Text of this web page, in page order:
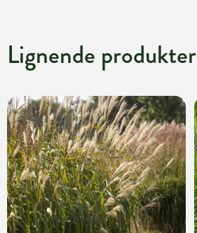
Lignende produkter